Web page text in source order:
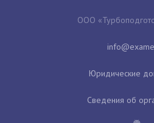
ООО
Юридические
Сведения об